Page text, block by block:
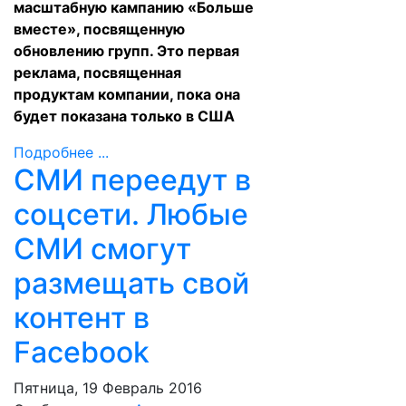
масштабную кампанию «Больше
вместе», посвященную
обновлению групп. Это первая
реклама, посвященная
продуктам компании, пока она
будет показана только в США
Подробнее ...
СМИ переедут в
соцсети. Любые
СМИ смогут
размещать свой
контент в
Facebook
Пятница, 19 Февраль 2016